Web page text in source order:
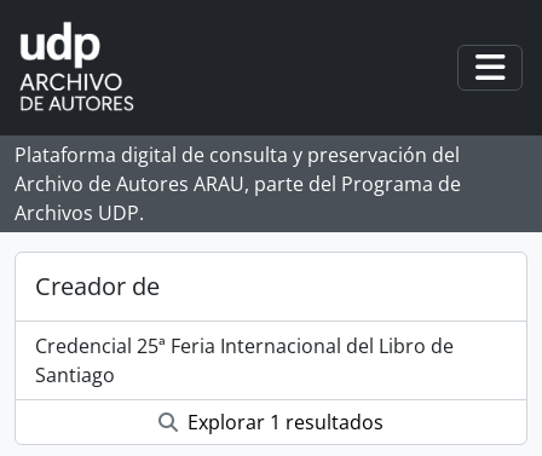
Skip to main content
Plataforma digital de consulta y preservación del
Archivo de Autores ARAU, parte del Programa de
Archivos UDP.
Creador de
Credencial 25ª Feria Internacional del Libro de
Santiago
Explorar 1 resultados